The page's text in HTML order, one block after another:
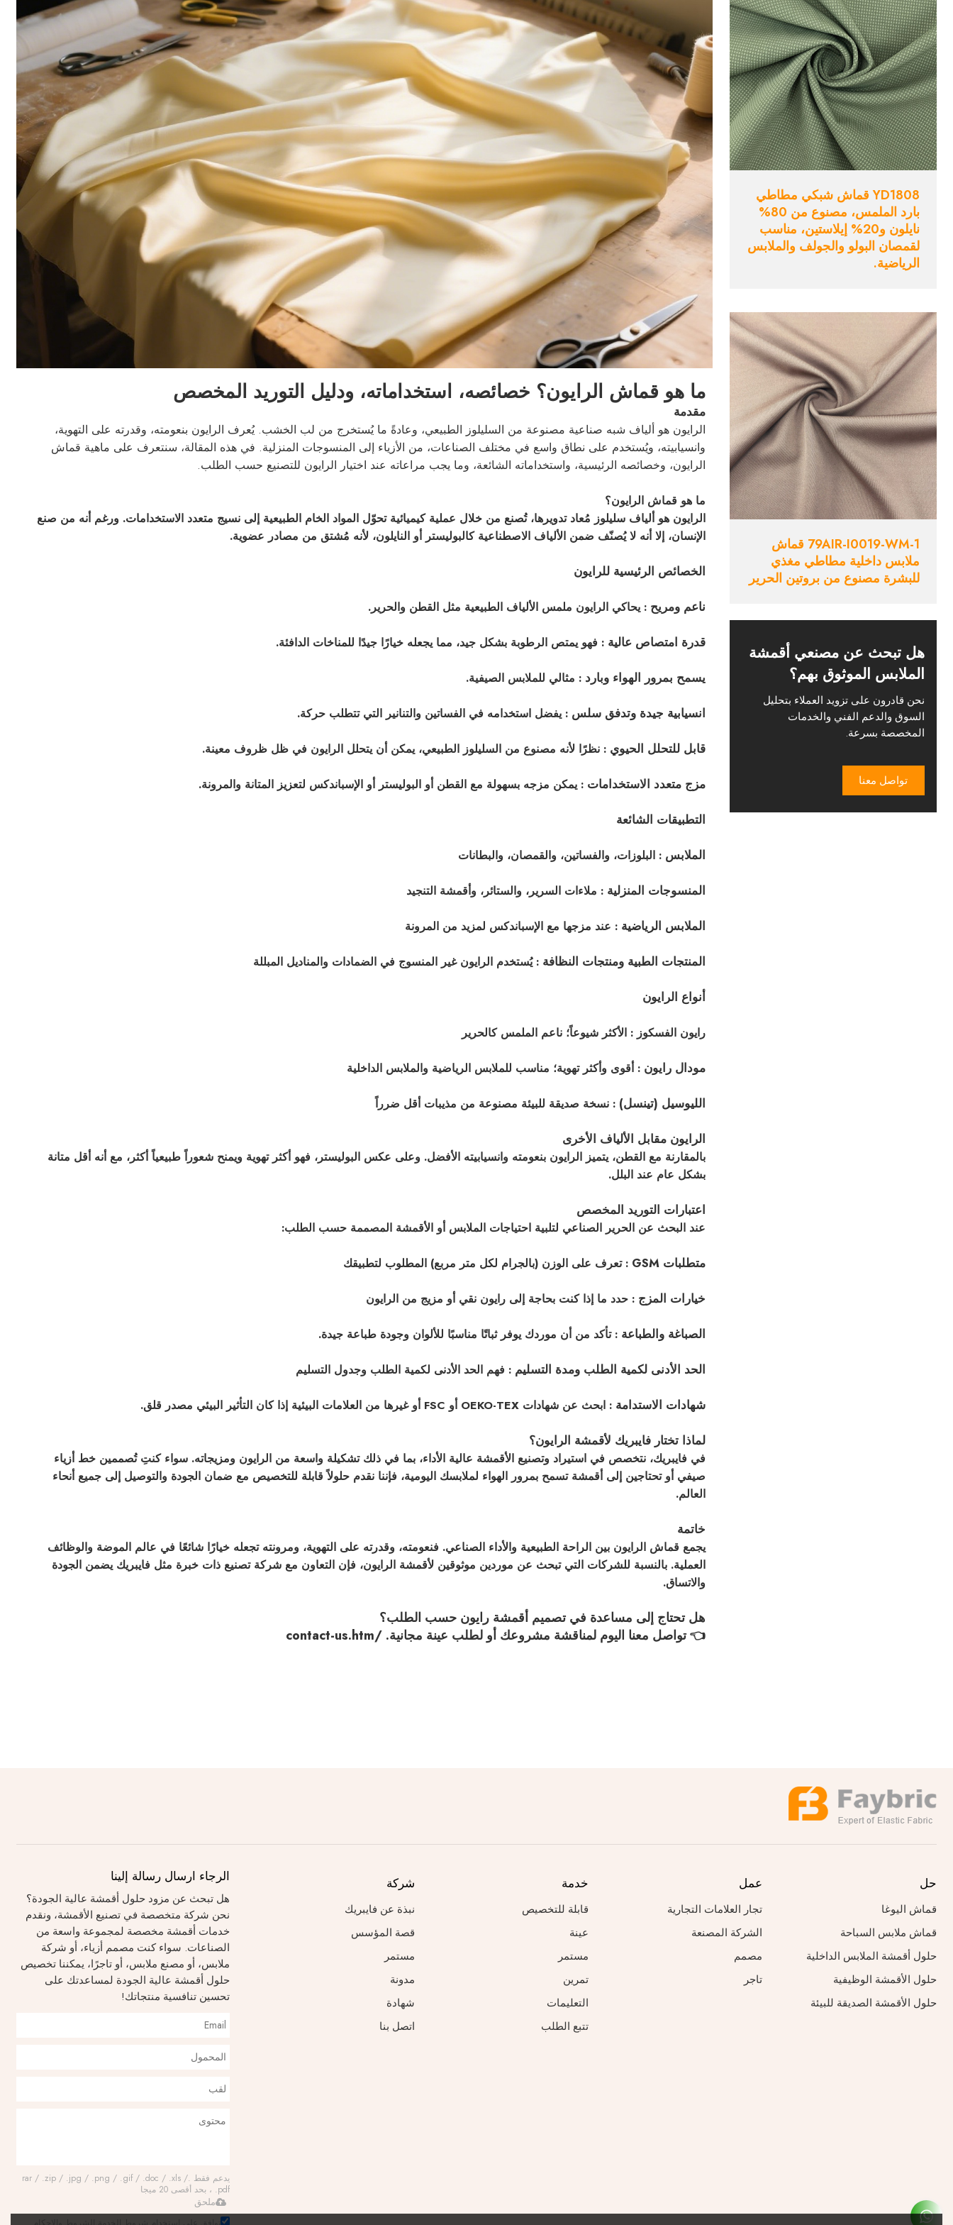
ما هو قماش الرايون؟ خصائصه، استخداماته، ودليل التوريد المخصص
مقدمة
الرايون هو ألياف شبه صناعية مصنوعة من السليلوز الطبيعي، وعادةً ما يُستخرج من لب الخشب. يُعرف الرايون بنعومته، وقدرته على التهوية،
وانسيابيته، ويُستخدم على نطاق واسع في مختلف الصناعات، من الأزياء إلى المنسوجات المنزلية. في هذه المقالة، سنتعرف على ماهية قماش
الرايون، وخصائصه الرئيسية، واستخداماته الشائعة، وما يجب مراعاته عند اختيار الرايون للتصنيع حسب الطلب.
ما هو قماش الرايون؟
الرايون هو ألياف سليلوز مُعاد تدويرها، تُصنع من خلال عملية كيميائية تحوّل المواد الخام الطبيعية إلى نسيج متعدد الاستخدامات. ورغم أنه من صنع
الإنسان، إلا أنه لا يُصنّف ضمن الألياف الاصطناعية كالبوليستر أو النايلون، لأنه مُشتق من مصادر عضوية.
الخصائص الرئيسية للرايون
ناعم ومريح : يحاكي الرايون ملمس الألياف الطبيعية مثل القطن والحرير.
قدرة امتصاص عالية : فهو يمتص الرطوبة بشكل جيد، مما يجعله خيارًا جيدًا للمناخات الدافئة.
يسمح بمرور الهواء وبارد : مثالي للملابس الصيفية.
انسيابية جيدة وتدفق سلس : يفضل استخدامه في الفساتين والتنانير التي تتطلب حركة.
قابل للتحلل الحيوي : نظرًا لأنه مصنوع من السليلوز الطبيعي، يمكن أن يتحلل الرايون في ظل ظروف معينة.
مزج متعدد الاستخدامات : يمكن مزجه بسهولة مع القطن أو البوليستر أو الإسباندكس لتعزيز المتانة والمرونة.
التطبيقات الشائعة
الملابس : البلوزات، والفساتين، والقمصان، والبطانات
المنسوجات المنزلية : ملاءات السرير، والستائر، وأقمشة التنجيد
الملابس الرياضية : عند مزجها مع الإسباندكس لمزيد من المرونة
المنتجات الطبية ومنتجات النظافة : يُستخدم الرايون غير المنسوج في الضمادات والمناديل المبللة
أنواع الرايون
رايون الفسكوز : الأكثر شيوعاً؛ ناعم الملمس كالحرير
مودال رايون : أقوى وأكثر تهوية؛ مناسب للملابس الرياضية والملابس الداخلية
الليوسيل (تينسل) : نسخة صديقة للبيئة مصنوعة من مذيبات أقل ضرراً
الرايون مقابل الألياف الأخرى
بالمقارنة مع القطن، يتميز الرايون بنعومته وانسيابيته الأفضل. وعلى عكس البوليستر، فهو أكثر تهوية ويمنح شعوراً طبيعياً أكثر، مع أنه أقل متانة
بشكل عام عند البلل.
اعتبارات التوريد المخصص
عند البحث عن الحرير الصناعي لتلبية احتياجات الملابس أو الأقمشة المصممة حسب الطلب:
متطلبات GSM : تعرف على الوزن (بالجرام لكل متر مربع) المطلوب لتطبيقك
خيارات المزج : حدد ما إذا كنت بحاجة إلى رايون نقي أو مزيج من الرايون
الصباغة والطباعة : تأكد من أن موردك يوفر ثباتًا مناسبًا للألوان وجودة طباعة جيدة.
الحد الأدنى لكمية الطلب ومدة التسليم : فهم الحد الأدنى لكمية الطلب وجدول التسليم
شهادات الاستدامة : ابحث عن شهادات OEKO-TEX أو FSC أو غيرها من العلامات البيئية إذا كان التأثير البيئي مصدر قلق.
لماذا تختار فايبريك لأقمشة الرايون؟
في فايبريك، نتخصص في استيراد وتصنيع الأقمشة عالية الأداء، بما في ذلك تشكيلة واسعة من الرايون ومزيجاته. سواء كنتِ تُصممين خط أزياء
صيفي أو تحتاجين إلى أقمشة تسمح بمرور الهواء لملابسك اليومية، فإننا نقدم حلولاً قابلة للتخصيص مع ضمان الجودة والتوصيل إلى جميع أنحاء
العالم.
خاتمة
يجمع قماش الرايون بين الراحة الطبيعية والأداء الصناعي. فنعومته، وقدرته على التهوية، ومرونته تجعله خيارًا شائعًا في عالم الموضة والوظائف
العملية. بالنسبة للشركات التي تبحث عن موردين موثوقين لأقمشة الرايون، فإن التعاون مع شركة تصنيع ذات خبرة مثل فايبريك يضمن الجودة
والاتساق.
هل تحتاج إلى مساعدة في تصميم أقمشة رايون حسب الطلب؟
👈 تواصل معنا اليوم لمناقشة مشروعك أو لطلب عينة مجانية. /contact-us.htm
YD1808 قماش شبكي مطاطي
بارد الملمس، مصنوع من 80%
نايلون و20% إيلاستين، مناسب
لقمصان البولو والجولف والملابس
الرياضية.
79AIR-I0019-WM-1 قماش
ملابس داخلية مطاطي مغذي
للبشرة مصنوع من بروتين الحرير
هل تبحث عن مصنعي أقمشة
الملابس الموثوق بهم؟
نحن قادرون على تزويد العملاء بتحليل
السوق والدعم الفني والخدمات
المخصصة بسرعة.
تواصل معنا
حل
قماش اليوغا
قماش ملابس السباحة
حلول أقمشة الملابس الداخلية
حلول الأقمشة الوظيفية
حلول الأقمشة الصديقة للبيئة
عمل
تجار العلامات التجارية
الشركة المصنعة
مصمم
تاجر
خدمة
قابلة للتخصيص
عينة
مستمر
تمرين
التعليمات
تتبع الطلب
شركة
نبذة عن فايبريك
قصة المؤسس
مستمر
مدونة
شهادة
اتصل بنا
الرجاء ارسال رسالة إلينا
هل تبحث عن مزود حلول أقمشة عالية الجودة؟
نحن شركة متخصصة في تصنيع الأقمشة، ونقدم
خدمات أقمشة مخصصة لمجموعة واسعة من
الصناعات. سواء كنت مصمم أزياء، أو شركة
ملابس، أو مصنع ملابس، أو تاجرًا، يمكننا تخصيص
حلول أقمشة عالية الجودة لمساعدتك على
تحسين تنافسية منتجاتك!
يدعم فقط .rar / .zip / .jpg / .png / .gif / .doc / .xls /
.pdf ، بحد أقصى 20 ميجا
ملحق